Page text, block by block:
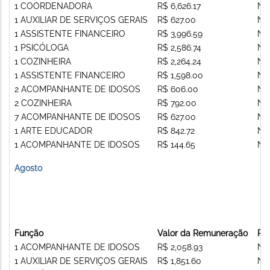
1 COORDENADORA
1 AUXILIAR DE SERVIÇOS GERAIS
1 ASSISTENTE FINANCEIRO
1 PSICÓLOGA
1 COZINHEIRA
1 ASSISTENTE FINANCEIRO
2 ACOMPANHANTE DE IDOSOS
2 COZINHEIRA
7 ACOMPANHANTE DE IDOSOS
1 ARTE EDUCADOR
1 ACOMPANHANTE DE IDOSOS
R$ 6,626.17
R$ 627.00
R$ 3,996.59
R$ 2,586.74
R$ 2,264.24
R$ 1,598.00
R$ 606.00
R$ 792.00
R$ 627.00
R$ 842.72
R$ 144.65
Agosto
Função
1 ACOMPANHANTE DE IDOSOS
1 AUXILIAR DE SERVIÇOS GERAIS
Valor da Remuneração
R$ 2,058.93
R$ 1,851.60